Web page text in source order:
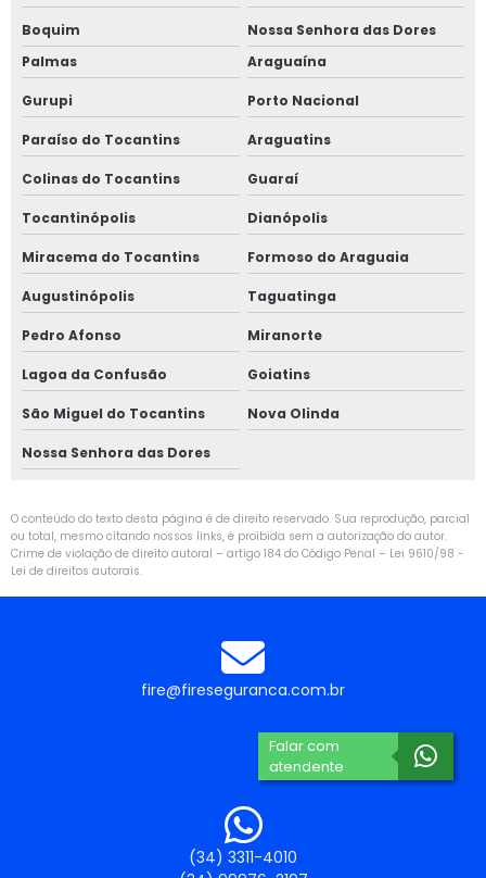
Boquim
Nossa Senhora das Dores
Palmas
Araguaína
Gurupi Porto Nacional
Paraíso do Tocantins Araguatins
Colinas do Tocantins Guaraí
Tocantinópolis Dianópolis
Miracema do Tocantins Formoso do Araguaia
Augustinópolis Taguatinga
Pedro Afonso Miranorte
Lagoa da Confusão Goiatins
São Miguel do Tocantins Nova Olinda
Nossa Senhora das Dores
O conteúdo do texto desta página é de direito reservado. Sua reprodução, parcial
ou total, mesmo citando nossos links, é proibida sem a autorização do autor.
Crime de violação de direito autoral – artigo 184 do Código Penal – Lei 9610/98 -
Lei de direitos autorais.
fire@fireseguranca.com.br
(34) 3311-4010
Falar com
atendente